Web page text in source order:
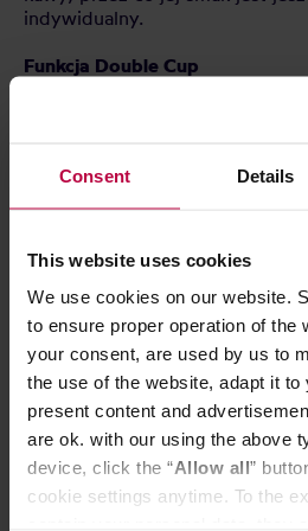
Consent Details
This website uses cookies
We use cookies on our website.
to ensure proper operation of the
your consent, are used by us to
the use of the website, adapt it to
present content and
are ok. with our using the above
device, click the “Allow all”
cookie settings anytime. To the
indywidualny.
Funkcja Double Cup
przyrządzić jednocześnie dwie
partnerem.
Funkcja Auto Clean i usuwania
będzie czyszczenie lub
przeprowadzi go krok po kroku
instrukcji przez cały proces.
Wyjmowany moduł zaparzacza
Dzięki łatwemu wyjmowaniu
można łatwo oczyścić również
Funkcja Easy Steam Cleaning i